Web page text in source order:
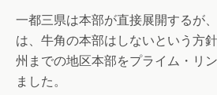
一都三県は本部が直接展開するが
は、牛角の本部はしないという方
州までの地区本部をプライム・リ
ました。